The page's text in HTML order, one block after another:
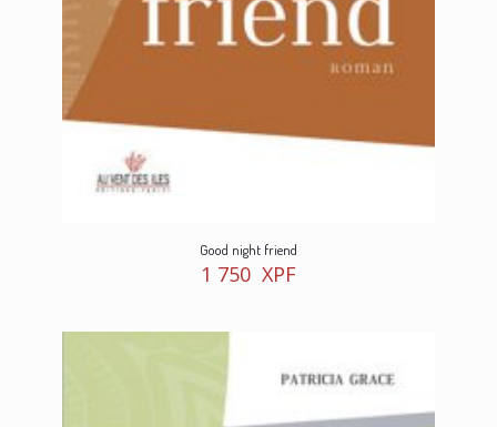
Good night friend
1 750 XPF